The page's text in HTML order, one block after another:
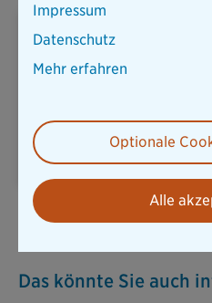
Alle
Das könnte Sie auch
Impressum
Datenschutz
Mehr erfahren
Optionale
Alle